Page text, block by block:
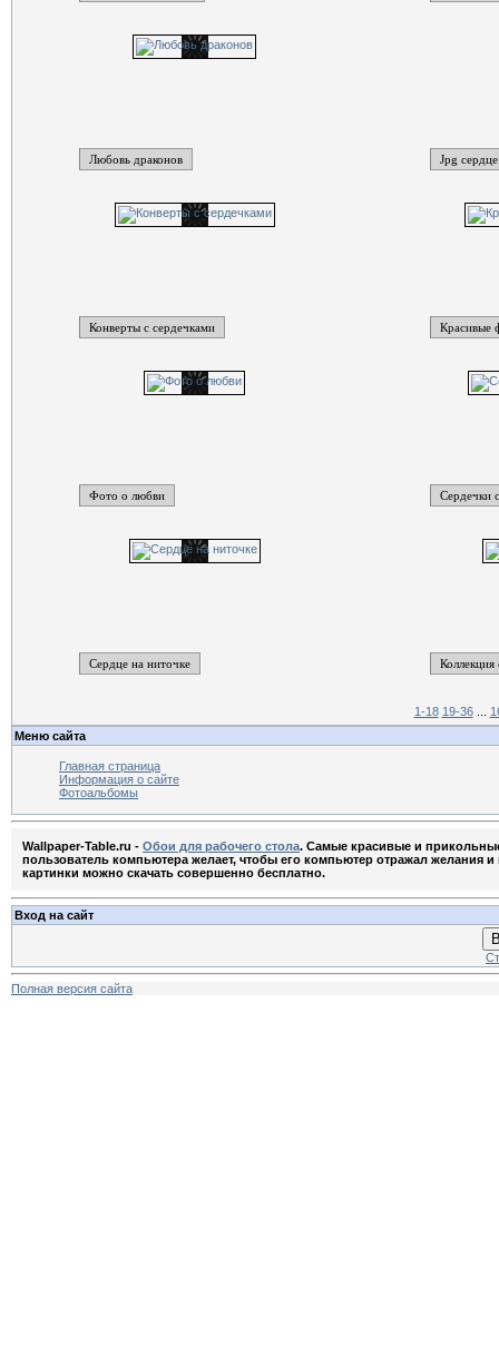
Любовь драконов Jpg сердце
Конверты с сердечками Красивые
Фото о любви Сердечки
Сердце на ниточке Коллекция
1-18 19-36
Меню сайта
Главная страница
Информация о сайте
Фотоальбомы
Wallpaper-Table.ru - Обои для рабочего стола. Самые красивые и
пользователь компьютера желает, чтобы его компьютер отражал желания
картинки можно скачать совершенно бесплатно.
Вход на сайт
Полная версия сайта